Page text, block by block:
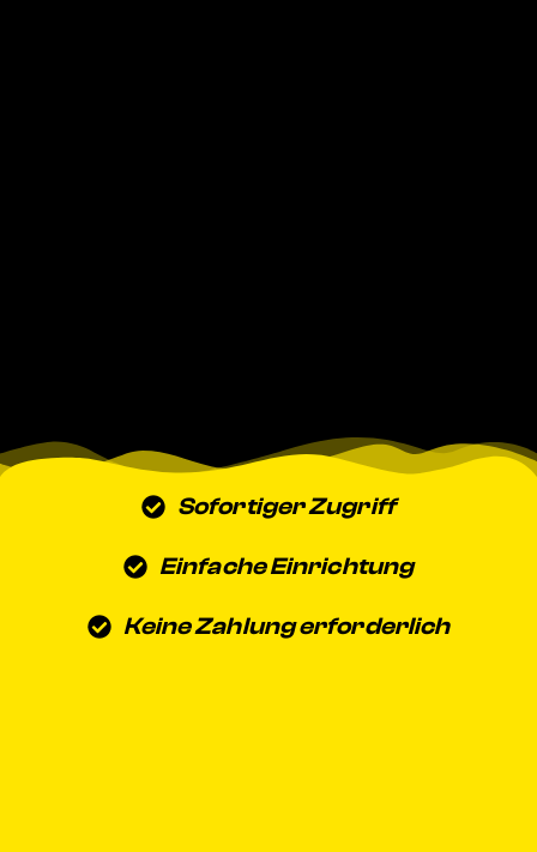
Sofortiger Zugriff
Einfache Einrichtung
Keine Zahlung erforderlich